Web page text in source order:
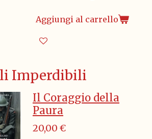
Aggiungi al carrello
Imperdibili
Il Coraggio della
Paura
20,00 €